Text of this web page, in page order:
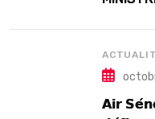
𝗔𝗶𝗿